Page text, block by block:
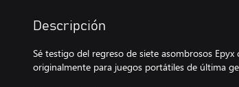
Descripción
Sé testigo del regreso de siete asombrosos
originalmente para juegos portátiles de última